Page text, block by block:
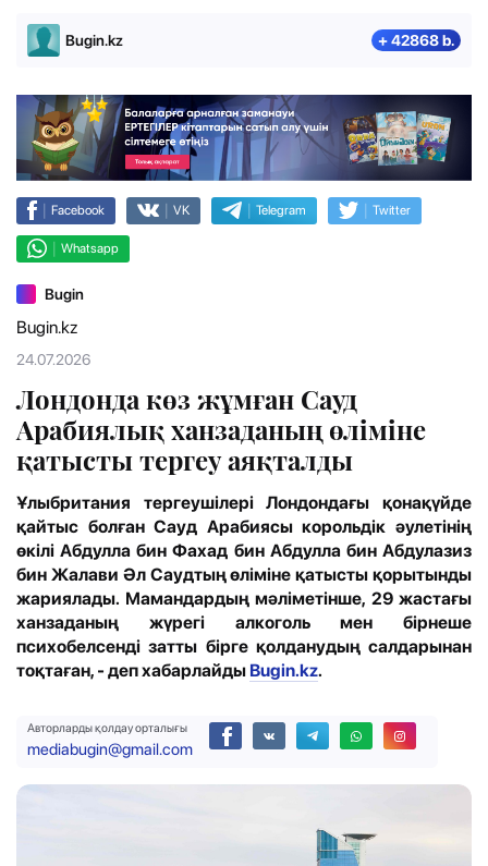
Bugin.kz + 42868 b.
| Facebook | VK | Telegram | Twitter
| Whatsapp
Bugin
Bugin.kz
24.07.2026
Лондонда көз жұмған Сауд
Арабиялық ханзаданың өліміне
қатысты тергеу аяқталды
Ұлыбритания тергеушілері Лондондағы қонақүйде
қайтыс болған Сауд Арабиясы корольдік әулетінің
өкілі Абдулла бин Фахад бин Абдулла бин Абдулазиз
бин Жалави Әл Саудтың өліміне қатысты қорытынды
жариялады. Мамандардың мәліметінше, 29 жастағы
ханзаданың жүрегі алкоголь мен бірнеше
психобелсенді затты бірге қолданудың салдарынан
тоқтаған, - деп хабарлайды Bugin.kz.
Авторларды қолдау орталығы
mediabugin@gmail.com